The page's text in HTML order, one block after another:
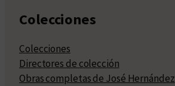
Colecciones
Colecciones
Directores de colección
Obras completas de José Hernández